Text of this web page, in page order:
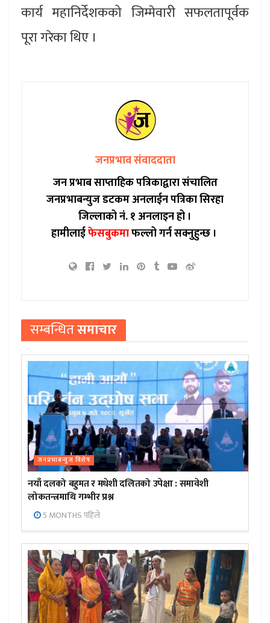
कार्य महानिर्देशकको जिम्मेवारी सफलतापूर्वक
पूरा गरेका थिए ।
जनप्रभाव संवाददाता
जन प्रभाब साप्ताहिक पत्रिकाद्वारा संचालित
जनप्रभाबन्युज डटकम अनलाईन पत्रिका सिरहा
जिल्लाको नं. १ अनलाइन हो ।
हामीलाईफेसबुकमाफल्लो गर्न सक्नुहुन्छ ।
सम्बन्धितसमाचार
जनप्रभाबन्युज विशेष
नयाँ दलको बहुमत र मधेशी दलितको उपेक्षा : समावेशी
लोकतन्त्रमाथि गम्भीर प्रश्न
5 MONTHS पहिले